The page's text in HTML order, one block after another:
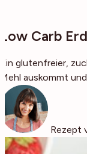
Low Carb
Ein glutenfreier,
Mehl auskommt
Rezept